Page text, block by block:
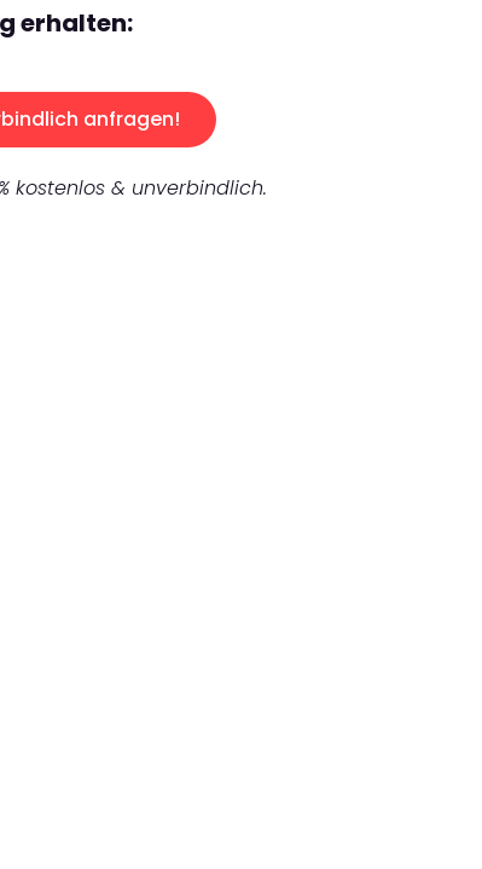
erhalten:
anfragen!
kostenlos & unverbindlich.